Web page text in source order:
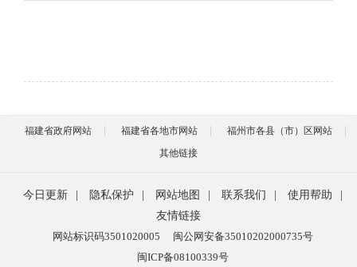
福建省政府网站 福建省各地市网站
福州市各县（市）区网站
其他链接
今日更新 隐私保护 网站地图 联系我们 使用帮助
友情链接
网站标识码3501020005
闽公网安备35010202000735号
闽ICP备08100339号